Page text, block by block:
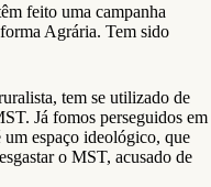
feito uma campanha
Agrária. Tem sido
tem se utilizado de
Já fomos perseguidos em
espaço ideológico, que
o MST, acusado de